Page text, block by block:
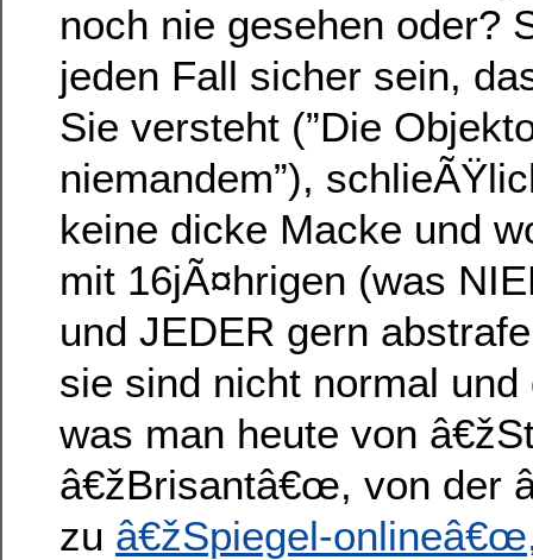
noch nie gesehen oder?
jeden Fall sicher sein,
Sie versteht (”Die
niemandem”),
keine dicke Macke und
mit 16jÃ¤hrigen (was
und JEDER gern
sie sind nicht normal
was man heute von
â€žBrisantâ€œ, von der
zu â€žSpiegel-